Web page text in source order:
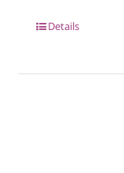
Details